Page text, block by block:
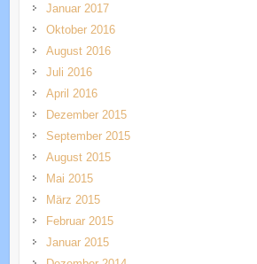
Januar 2017
Oktober 2016
August 2016
Juli 2016
April 2016
Dezember 2015
September 2015
August 2015
Mai 2015
März 2015
Februar 2015
Januar 2015